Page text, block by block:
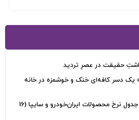
دسر کافه‌ای خنک و خوشمزه در خانه
قیمت خودرو در بازار آزاد؛ جدول نرخ محصولات ایران‌خودرو و سایپا (16